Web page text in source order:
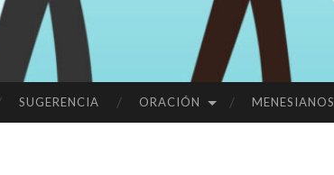
SUGERENCIA ORACIÓN MENESIANOS